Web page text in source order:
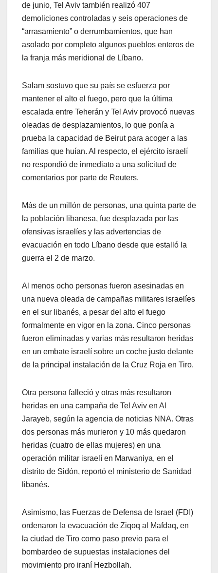
de junio, Tel Aviv también realizó 407
demoliciones controladas y seis operaciones de
“arrasamiento” o derrumbamientos, que han
asolado por completo algunos pueblos enteros de
la franja más meridional de Líbano.
Salam sostuvo que su país se esfuerza por
mantener el alto el fuego, pero que la última
escalada entre Teherán y Tel Aviv provocó nuevas
oleadas de desplazamientos, lo que ponía a
prueba la capacidad de Beirut para acoger a las
familias que huían. Al respecto, el ejército israelí
no respondió de inmediato a una solicitud de
comentarios por parte de Reuters.
Más de un millón de personas, una quinta parte de
la población libanesa, fue desplazada por las
ofensivas israelíes y las advertencias de
evacuación en todo Líbano desde que estalló la
guerra el 2 de marzo.
Al menos ocho personas fueron asesinadas en
una nueva oleada de campañas militares israelíes
en el sur libanés, a pesar del alto el fuego
formalmente en vigor en la zona. Cinco personas
fueron eliminadas y varias más resultaron heridas
en un embate israelí sobre un coche justo delante
de la principal instalación de la Cruz Roja en Tiro.
Otra persona falleció y otras más resultaron
heridas en una campaña de Tel Aviv en Al
Jarayeb, según la agencia de noticias NNA. Otras
dos personas más murieron y 10 más quedaron
heridas (cuatro de ellas mujeres) en una
operación militar israelí en Marwaniya, en el
distrito de Sidón, reportó el ministerio de Sanidad
libanés.
Asimismo, las Fuerzas de Defensa de Israel (FDI)
ordenaron la evacuación de Ziqoq al Mafdaq, en
la ciudad de Tiro como paso previo para el
bombardeo de supuestas instalaciones del
movimiento pro iraní Hezbollah.